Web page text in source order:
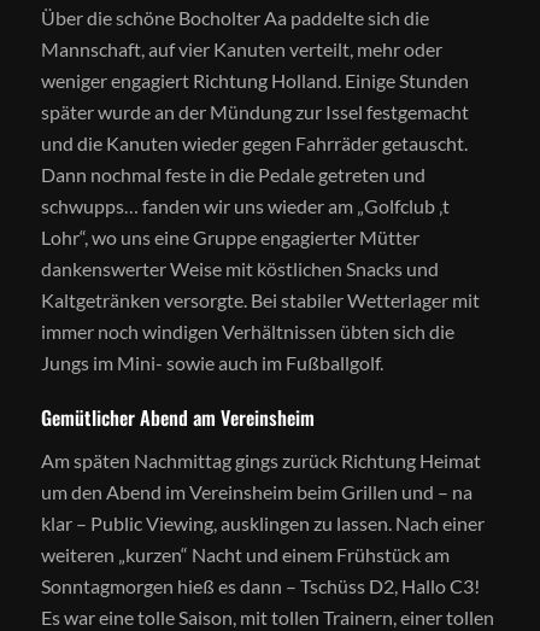
Über die schöne Bocholter Aa paddelte sich die
Mannschaft, auf vier Kanuten verteilt, mehr oder
weniger engagiert Richtung Holland. Einige Stunden
später wurde an der Mündung zur Issel festgemacht
und die Kanuten wieder gegen Fahrräder getauscht.
Dann nochmal feste in die Pedale getreten und
schwupps… fanden wir uns wieder am „Golfclub ‚t
Lohr“, wo uns eine Gruppe engagierter Mütter
dankenswerter Weise mit köstlichen Snacks und
Kaltgetränken versorgte. Bei stabiler Wetterlager mit
immer noch windigen Verhältnissen übten sich die
Jungs im Mini- sowie auch im Fußballgolf.
Gemütlicher Abend am Vereinsheim
Am späten Nachmittag gings zurück Richtung Heimat
um den Abend im Vereinsheim beim Grillen und – na
klar – Public Viewing, ausklingen zu lassen. Nach einer
weiteren „kurzen“ Nacht und einem Frühstück am
Sonntagmorgen hieß es dann – Tschüss D2, Hallo C3!
Es war eine tolle Saison, mit tollen Trainern, einer tollen